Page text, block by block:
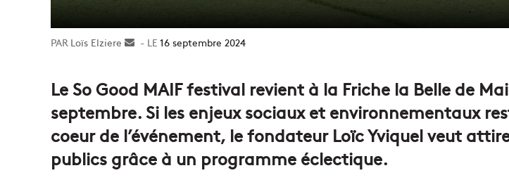
Loïs Elziere
Envoyer16 septembre 2024
Le So Good MAIF festival revient à la Friche la Belle de Mai
septembre. Si les enjeux sociaux et environnementaux
coeur de l’événement, le fondateur Loïc Yviquel veut
publics grâce à un programme éclectique.